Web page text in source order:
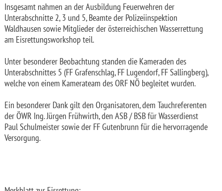
Insgesamt nahmen an der Ausbildung Feuerwehren der
Unterabschnitte 2, 3 und 5, Beamte der Polizeiinspektion
Waldhausen sowie Mitglieder der österreichischen Wasserrettung
am Eisrettungsworkshop teil.
Unter besonderer Beobachtung standen die Kameraden des
Unterabschnittes 5 (FF Grafenschlag, FF Lugendorf, FF Sallingberg),
welche von einem Kamerateam des ORF NÖ begleitet wurden.
Ein besonderer Dank gilt den Organisatoren, dem Tauchreferenten
der ÖWR Ing. Jürgen Frühwirth, den ASB / BSB für Wasserdienst
Paul Schulmeister sowie der FF Gutenbrunn für die hervorragende
Versorgung.